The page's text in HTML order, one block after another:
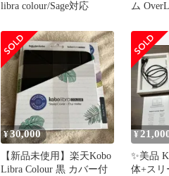
libra colour/Sage対応
ム
Kobo コ
Hydro
ス 高光
¥30,000
【新品未使用】楽天Kobo
Libra Colour 黒 カバー付
¥
✨美品
体+スリ